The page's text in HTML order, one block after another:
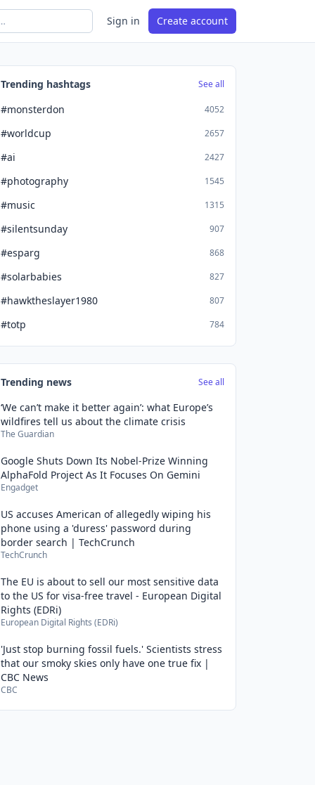
Sign in Create account
Trending hashtags See all
#monsterdon 4052
#worldcup 2657
#ai 2427
#photography 1545
#music 1315
#silentsunday 907
#esparg 868
#solarbabies 827
#hawktheslayer1980 807
#totp 784
Trending news See all
‘We can’t make it better again’: what Europe’s
wildfires tell us about the climate crisis
The Guardian
Google Shuts Down Its Nobel-Prize Winning
AlphaFold Project As It Focuses On Gemini
Engadget
US accuses American of allegedly wiping his
phone using a 'duress' password during
border search | TechCrunch
TechCrunch
The EU is about to sell our most sensitive data
to the US for visa-free travel - European Digital
Rights (EDRi)
European Digital Rights (EDRi)
'Just stop burning fossil fuels.' Scientists stress
that our smoky skies only have one true fix |
CBC News
CBC